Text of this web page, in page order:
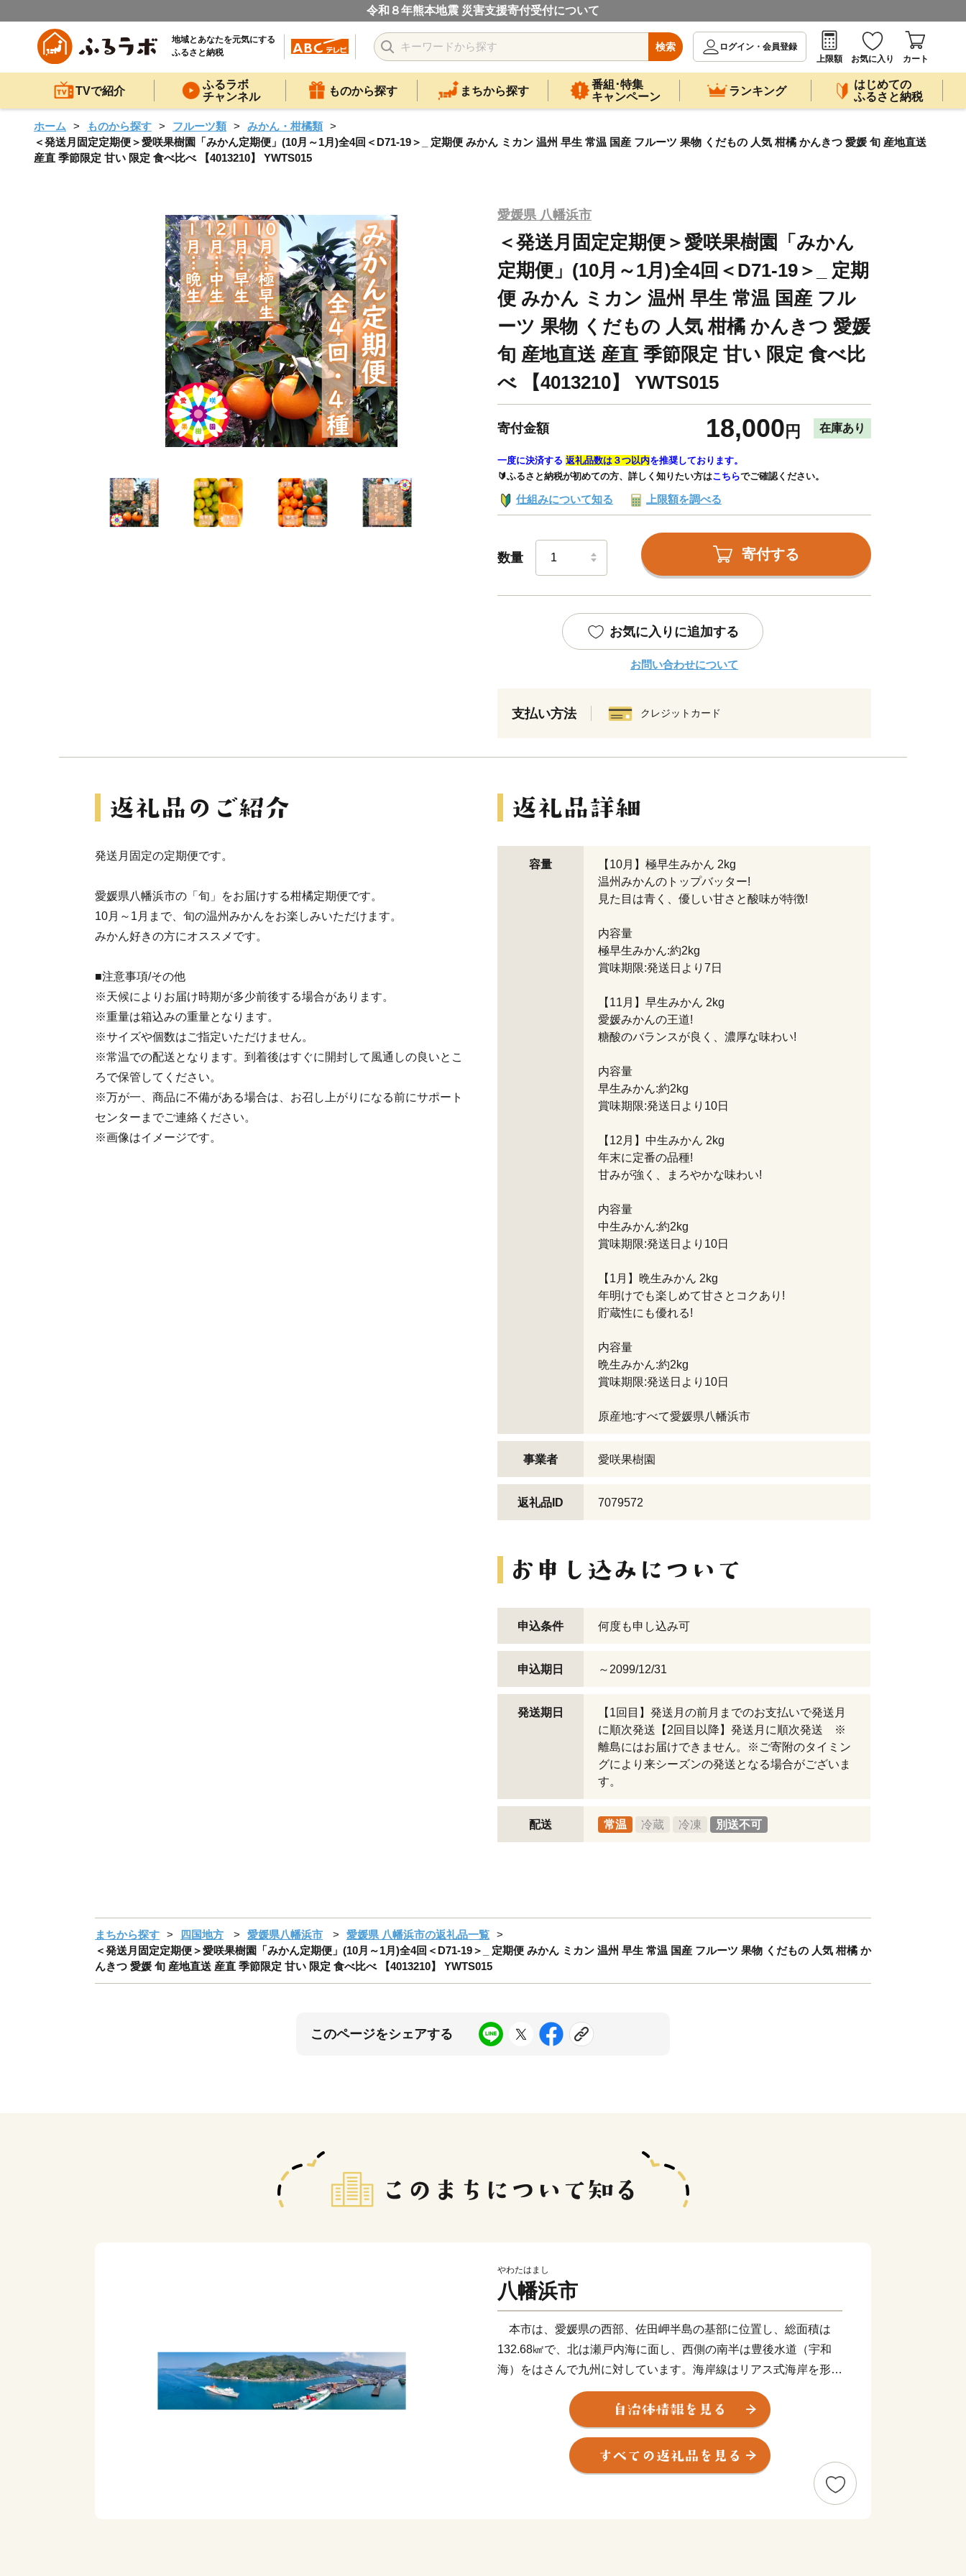
令和８年熊本地震 災害支援寄付受付について
地域とあなたを元気にする
ふるさと納税
検索
ログイン・会員登録
上限額
お気に入り カート
TVで紹介
ふるラボ
チャンネル
ものから探す まちから探す
番組･特集
キャンペーン
ランキング
はじめての
ふるさと納税
ホーム ものから探す フルーツ類
みかん・柑橘類
＜発送月固定定期便＞愛咲果樹園「みかん定期便」(10月～1月)全4回＜D71-19＞_ 定期便 みかん ミカン 温州 早生 常温 国産 フルーツ 果物 くだもの 人気 柑橘 かんきつ 愛媛 旬 産地直送
産直 季節限定 甘い 限定 食べ比べ 【4013210】 YWTS015
愛媛県 八幡浜市
＜発送月固定定期便＞愛咲果樹園「みかん
定期便」(10月～1月)全4回＜D71-19＞_ 定期
便 みかん ミカン 温州 早生 常温 国産 フル
ーツ 果物 くだもの 人気 柑橘 かんきつ 愛媛
旬 産地直送 産直 季節限定 甘い 限定 食べ比
べ 【4013210】 YWTS015
寄付金額 18,000 円 在庫あり
一度に決済する 返礼品数は３つ以内を推奨しております。
🔰ふるさと納税が初めての方、詳しく知りたい方はこちらでご確認ください。
仕組みについて知る 上限額を調べる
数量 寄付する
お気に入りに追加する
お問い合わせについて
支払い方法 クレジットカード
発送月固定の定期便です。
愛媛県八幡浜市の「旬」をお届けする柑橘定期便です。
10月～1月まで、旬の温州みかんをお楽しみいただけます。
みかん好きの方にオススメです。
■注意事項/その他
※天候によりお届け時期が多少前後する場合があります。
※重量は箱込みの重量となります。
※サイズや個数はご指定いただけません。
※常温での配送となります。到着後はすぐに開封して風通しの良いとこ
ろで保管してください。
※万が一、商品に不備がある場合は、お召し上がりになる前にサポート
センターまでご連絡ください。
※画像はイメージです。
容量
【10月】極早生みかん 2kg
温州みかんのトップバッター!
見た目は青く、優しい甘さと酸味が特徴!
内容量
極早生みかん:約2kg
賞味期限:発送日より7日
【11月】早生みかん 2kg
愛媛みかんの王道!
糖酸のバランスが良く、濃厚な味わい!
内容量
早生みかん:約2kg
賞味期限:発送日より10日
【12月】中生みかん 2kg
年末に定番の品種!
甘みが強く、まろやかな味わい!
内容量
中生みかん:約2kg
賞味期限:発送日より10日
【1月】晩生みかん 2kg
年明けでも楽しめて甘さとコクあり!
貯蔵性にも優れる!
内容量
晩生みかん:約2kg
賞味期限:発送日より10日
原産地:すべて愛媛県八幡浜市
事業者 愛咲果樹園
返礼品ID 7079572
申込条件 何度も申し込み可
申込期日 ～2099/12/31
発送期日
【1回目】発送月の前月までのお支払いで発送月
に順次発送【2回目以降】発送月に順次発送 ※
離島にはお届けできません。※ご寄附のタイミン
グにより来シーズンの発送となる場合がございま
す。
配送 常温 冷蔵 冷凍 別送不可
まちから探す 四国地方 愛媛県八幡浜市
愛媛県 八幡浜市の返礼品一覧
＜発送月固定定期便＞愛咲果樹園「みかん定期便」(10月～1月)全4回＜D71-19＞_ 定期便 みかん ミカン 温州 早生 常温 国産 フルーツ 果物 くだもの 人気 柑橘 か
んきつ 愛媛 旬 産地直送 産直 季節限定 甘い 限定 食べ比べ 【4013210】 YWTS015
このページをシェアする
やわたはまし
八幡浜市
本市は、愛媛県の西部、佐田岬半島の基部に位置し、総面積は
132.68㎢で、北は瀬戸内海に面し、西側の南半は豊後水道（宇和
海）をはさんで九州に対しています。海岸線はリアス式海岸を形成
しており、急斜面が海岸に迫る地形で平坦地が少なく、岬と入り江
が交錯した風光明媚な景観をなしています。
みかん栽培は、明治の中頃から始まったといわれ、100年の歴史
を有するとともに、その品質の良さは全国的に有名です。また、ト
ロール漁業を核とする水産業も盛んで、西日本有数の水揚高を誇る